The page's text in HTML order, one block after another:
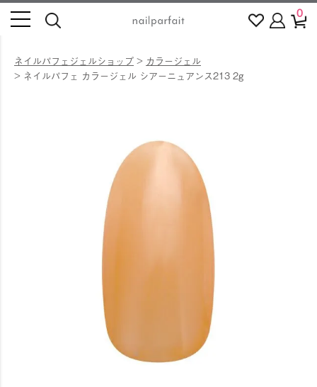
0
ネイルパフェジェルショップ
カラージェル
ネイルパフェ カラージェル シアーニュアンス213 2g